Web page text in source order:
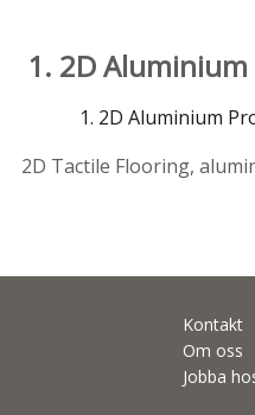
1. 2D
1. 2D Aluminium
2D Tactile Flooring,
Kontakt
Om oss
Jobba